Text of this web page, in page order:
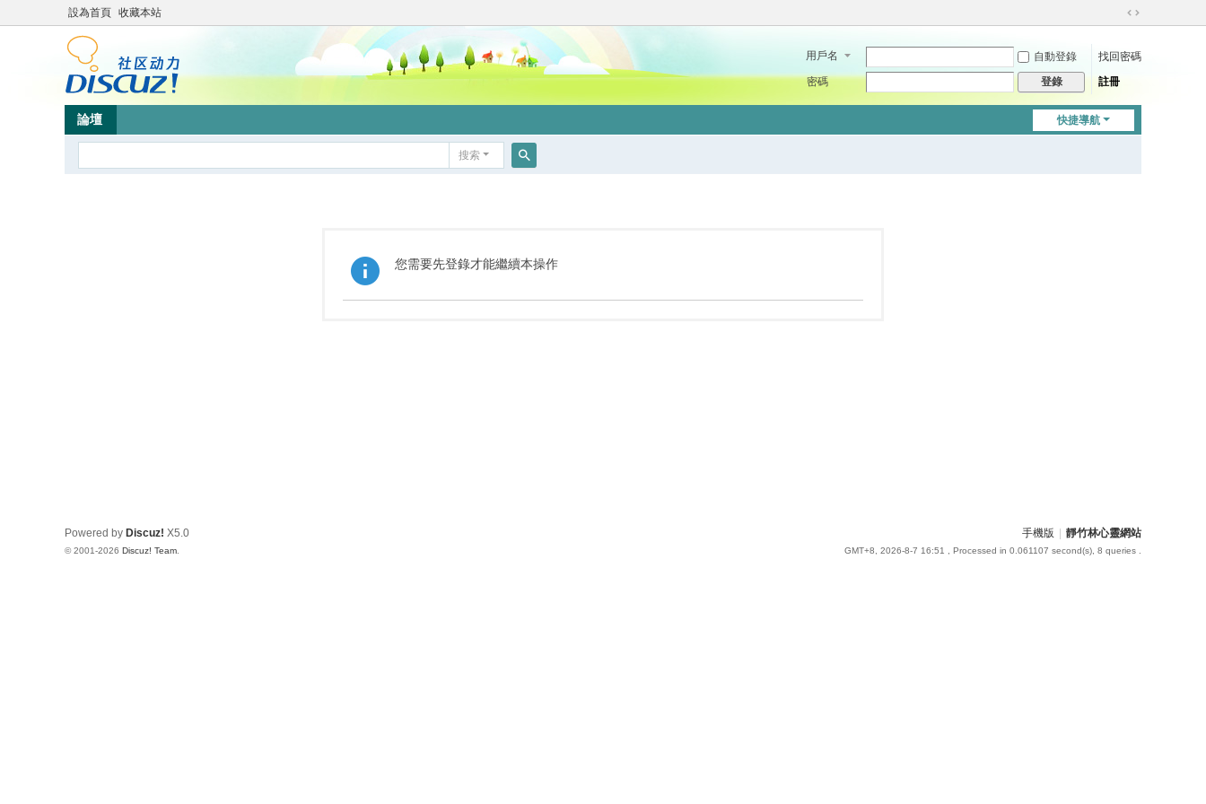
設為首頁 收藏本站
切
到
用戶名 自動登錄
找回密碼
密碼
登錄 註冊
快捷導航
論壇
搜索
您需要先登錄才能繼續本操作
手機版 靜竹林心靈網站
GMT+8, 2026-8-7 16:51 , Processed in 0.061107 second(s), 8 queries .
Powered by Discuz! X5.0
© 2001-2026 Discuz! Team